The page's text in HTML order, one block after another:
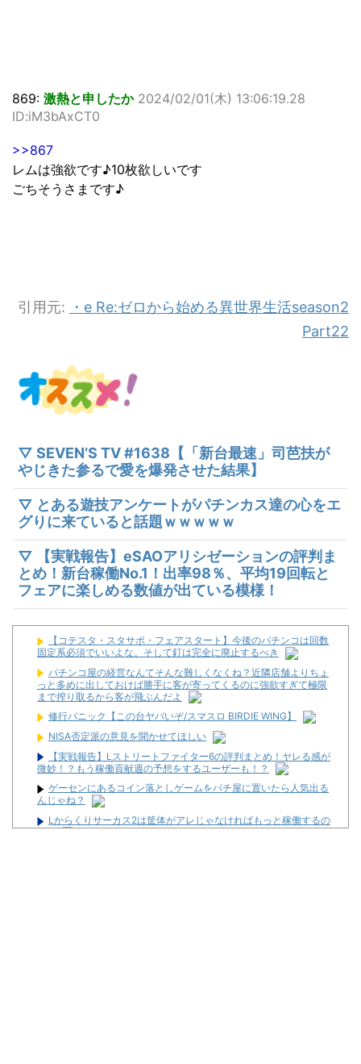
869: 激熱と申したか 2024/02/01(木) 13:06:19.28
ID:iM3bAxCT0
>>867
レムは強欲です♪10枚欲しいです
ごちそうさまです♪
引用元:
・e Re:ゼロから始める異世界生活season2
Part22
▽ SEVEN’S TV #1638【「新台最速」司芭扶が
やじきた参るで愛を爆発させた結果】
▽ とある遊技アンケートがパチンカス達の心をエ
グりに来ていると話題ｗｗｗｗｗ
▽ 【実戦報告】eSAOアリシゼーションの評判ま
とめ！新台稼働No.1！出率98％、平均19回転と
フェアに楽しめる数値が出ている模様！
【コテスタ・スタサポ・フェアスタート】今後のパチンコは回数
固定系必須でいいよな。そして釘は完全に廃止するべき
パチンコ屋の経営なんてそんな難しくなくね？近隣店舗よりちょ
っと多めに出しておけば勝手に客が寄ってくるのに強欲すぎて極限
まで搾り取るから客が飛ぶんだよ
修行パニック【この台ヤバいぞ/スマスロ BIRDIE WING】
NISA否定派の意見を聞かせてほしい
【実戦報告】Lストリートファイター6の評判まとめ！ヤレる感が
微妙！？もう稼働貢献週の予想をするユーザーも！？
ゲーセンにあるコイン落としゲームをパチ屋に置いたら人気出る
んじゃね？
Lからくりサーカス2は筐体がアレじゃなければもっと稼働するの
か？